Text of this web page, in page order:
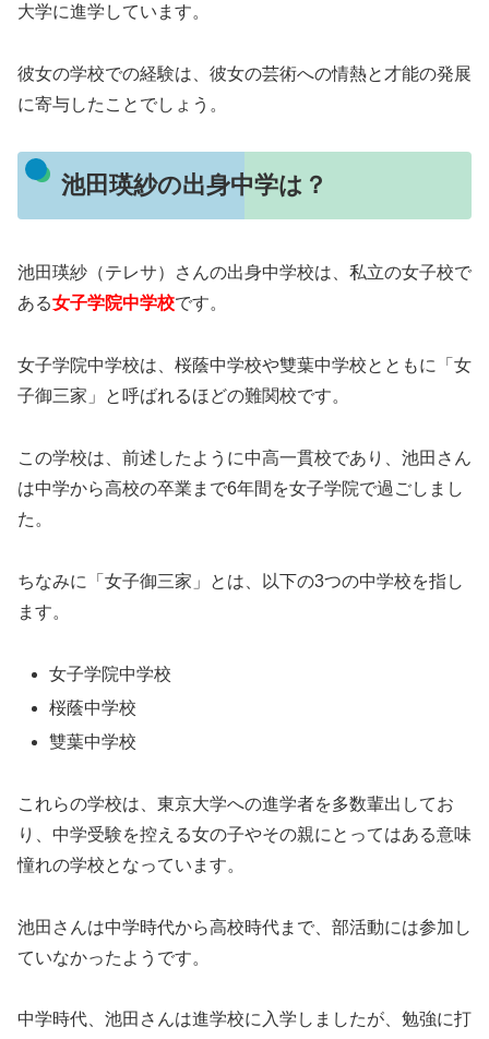
大学に進学しています。
彼女の学校での経験は、彼女の芸術への情熱と才能の発展
に寄与したことでしょう。
池田瑛紗の出身中学は？
池田瑛紗（テレサ）さんの出身中学校は、私立の女子校で
ある女子学院中学校です。
女子学院中学校は、桜蔭中学校や雙葉中学校とともに「女
子御三家」と呼ばれるほどの難関校です。
この学校は、前述したように中高一貫校であり、池田さん
は中学から高校の卒業まで6年間を女子学院で過ごしまし
た。
ちなみに「女子御三家」とは、以下の3つの中学校を指し
ます。
女子学院中学校
桜蔭中学校
雙葉中学校
これらの学校は、東京大学への進学者を多数輩出してお
り、中学受験を控える女の子やその親にとってはある意味
憧れの学校となっています。
池田さんは中学時代から高校時代まで、部活動には参加し
ていなかったようです。
中学時代、池田さんは進学校に入学しましたが、勉強に打